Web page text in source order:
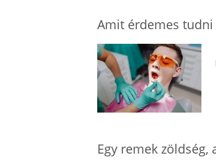
Amit érdemes tudni
Egy remek